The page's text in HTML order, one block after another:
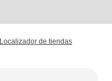
Localizador de tiendas